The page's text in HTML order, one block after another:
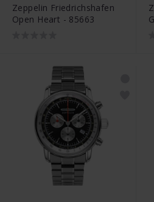
Zeppelin Friedrichshafen
Open Heart - 85663